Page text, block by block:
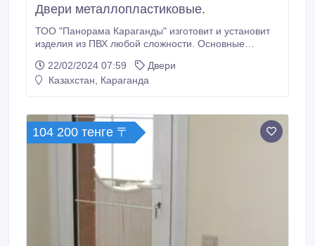
Двери металлопластиковые.
ТОО "Панорама Караганды" изготовит и установит
изделия из ПВХ любой сложности. Основные
тепло- и звукоизоляция, которые имеют особую
ценность в частных домах, квартирах с проблемами
использовать двери ПВХ как межкомнатные,
балконные и входные.
22/02/2024 07:59
Двери
Казахстан, Караганда
104 200 тенге 〒